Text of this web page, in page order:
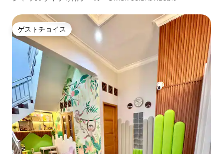
ゲストチョイス
ゲストチョイス